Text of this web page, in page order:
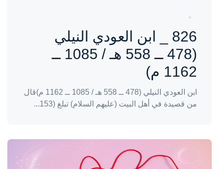
826 _ ابن العودي النيلي
(478 ــ 558 هـ / 1085 ــ
1162 م)
ابن العودي النيلي (478 ــ 558 هـ / 1085 ــ 1162 م)قال
من قصيدة في أهل البيت (عليهم السلام) تبلغ (153...
واحة المرأة
منذ 7 أشهر